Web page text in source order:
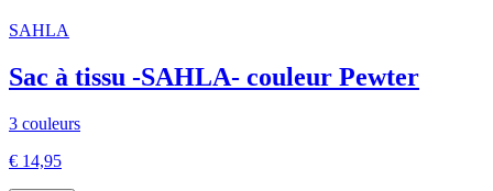
SAHLA
Sac à tissu -SAHLA- couleur Pewter
3 couleurs
€ 14,95